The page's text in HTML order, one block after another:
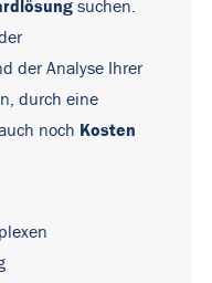
suchen.
der Analyse Ihrer
durch eine
noch Kosten